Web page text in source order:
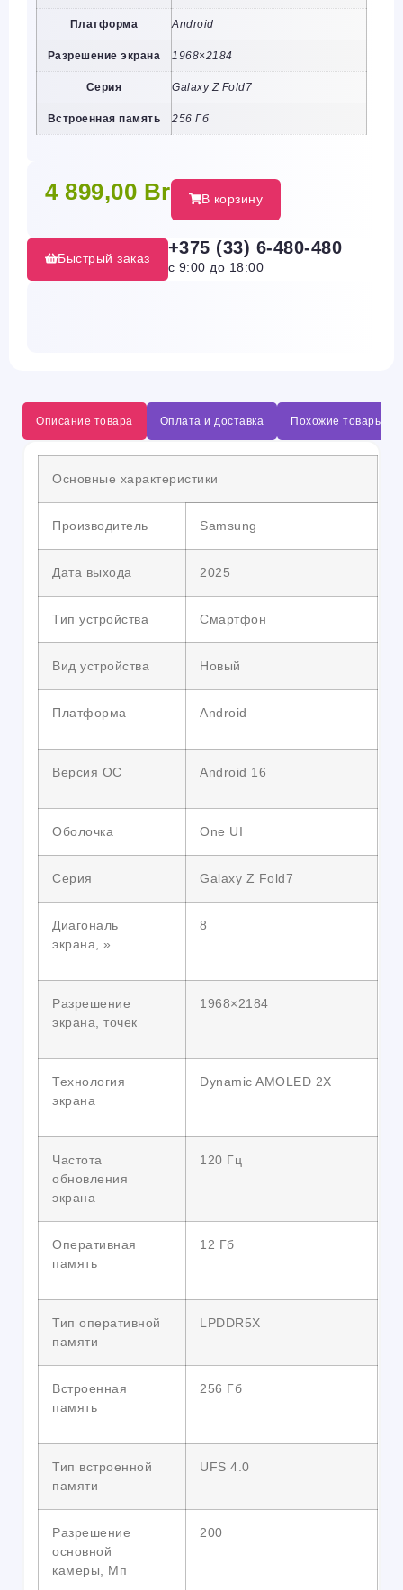
Платформа Android
Разрешение экрана 1968×2184
Серия Galaxy Z Fold7
Встроенная память 256 Гб
4 899,00 Br В корзину
Быстрый заказ
+375 (33) 6-480-480
с 9:00 до 18:00
Описание товара Оплата и доставка Похожие товары
Основные характеристики
Производитель Samsung
Дата выхода 2025
Тип устройства Смартфон
Вид устройства Новый
Платформа Android
Версия ОС Android 16
Оболочка One UI
Серия Galaxy Z Fold7
Диагональ
экрана, »
8
Разрешение
экрана, точек
1968×2184
Технология
экрана
Dynamic AMOLED 2X
Частота
обновления
экрана
120 Гц
Оперативная
память
12 Гб
Тип оперативной
памяти
LPDDR5X
Встроенная
память
256 Гб
Тип встроенной
памяти
UFS 4.0
Разрешение
основной
камеры, Мп
200